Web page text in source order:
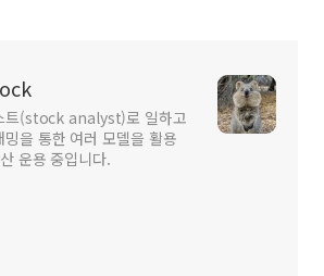
트(stock analyst)로 일하고
을 통한 여러 모델을 활용
운용 중입니다.